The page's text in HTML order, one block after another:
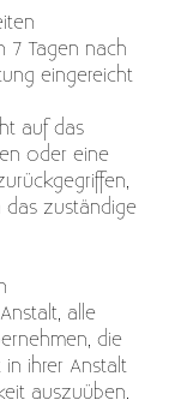
7 Tagen nach
eingereicht
auf das
oder eine
das zuständige
alle
die
ihrer Anstalt
auszuüben.